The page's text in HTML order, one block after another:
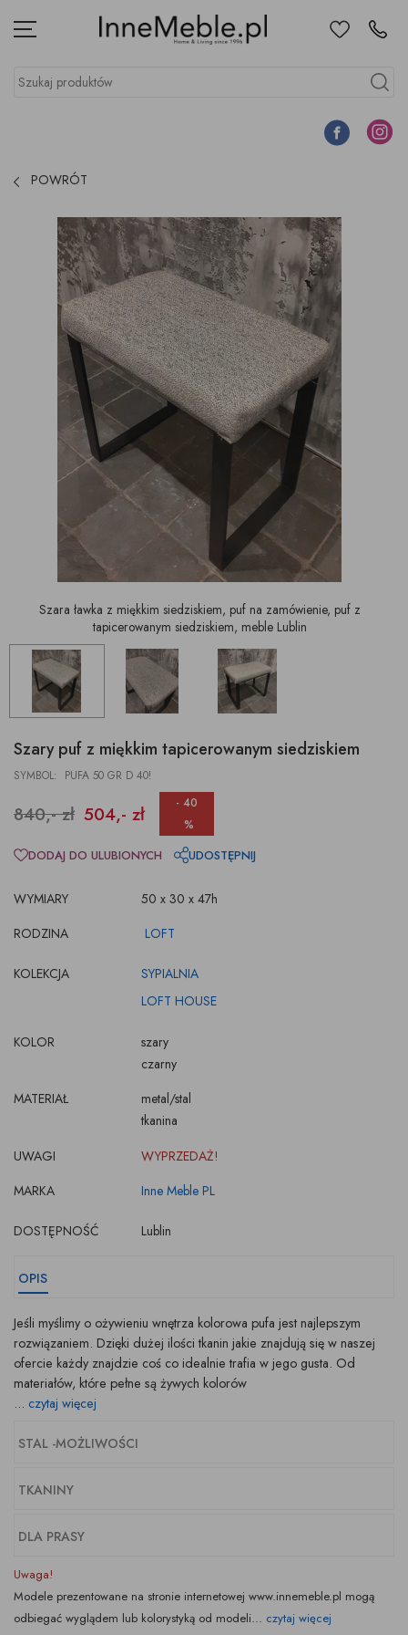
Menu UlubioneKontakt
Szukaj produktów
Szukaj
Facebook
POWRÓT
Szara ławka z miękkim siedziskiem, puf na zamówienie, puf z
tapicerowanym siedziskiem, meble Lublin
Szary puf z miękkim tapicerowanym siedziskiem
SYMBOL: PUFA 50 GR D 40!
840,- zł 504,- zł
- 40
%
WYMIARY
50 x 30 x 47h
RODZINA
LOFT
KOLEKCJA
SYPIALNIA
LOFT HOUSE
KOLOR
szary
czarny
MATERIAŁ
metal/stal
tkanina
UWAGI
WYPRZEDAŻ!
MARKA
Inne Meble PL
DOSTĘPNOŚĆ Lublin
DODAJ DO ULUBIONYCH UDOSTĘPNIJ
OPIS
Jeśli myślimy o ożywieniu wnętrza kolorowa pufa jest najlepszym
rozwiązaniem. Dzięki dużej ilości tkanin jakie znajdują się w naszej
ofercie każdy znajdzie coś co idealnie trafia w jego gusta. Od
materiałów, które pełne są żywych kolorów
... czytaj więcej
STAL -MOŻLIWOŚCI
TKANINY
DLA PRASY
Uwaga!
Modele prezentowane na stronie internetowej www.innemeble.pl mogą
odbiegać wyglądem lub kolorystyką od modeli... czytaj więcej